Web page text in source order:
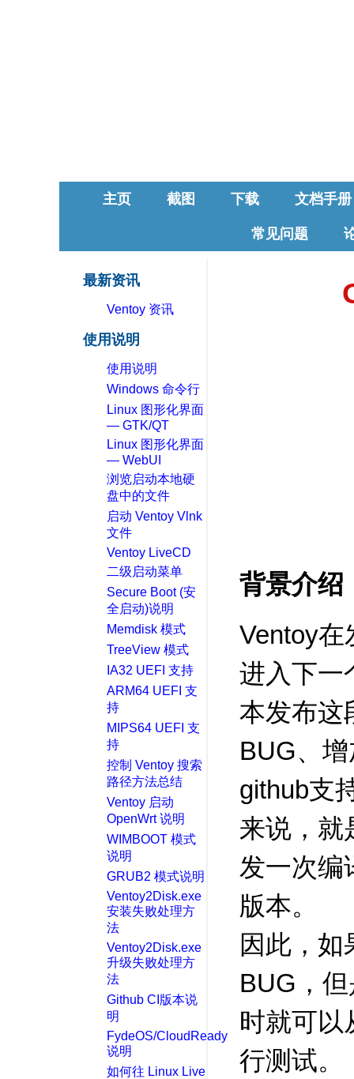
主页 截图 下载 文档手册
常见问题
最新资讯
Ventoy 资讯
使用说明
使用说明
Windows 命令行
Linux 图形化界面
— GTK/QT
Linux 图形化界面
— WebUI
浏览启动本地硬
盘中的文件
启动 Ventoy Vlnk
文件
Ventoy LiveCD
二级启动菜单
Secure Boot (安
全启动)说明
Memdisk 模式
TreeView 模式
IA32 UEFI 支持
ARM64 UEFI 支
持
MIPS64 UEFI 支
持
控制 Ventoy 搜索
路径方法总结
Ventoy 启动
OpenWrt 说明
WIMBOOT 模式
说明
GRUB2 模式说明
Ventoy2Disk.exe
安装失败处理方
法
Ventoy2Disk.exe
升级失败处理方
法
Github CI版本说
明
FydeOS/CloudReady
说明
如何往 Linux Live
背景介绍
Ventoy在
进入下一
本发布这
BUG、
github支
来说，就
发一次编
版本。
因此，如
BUG，
时就可以
行测试。